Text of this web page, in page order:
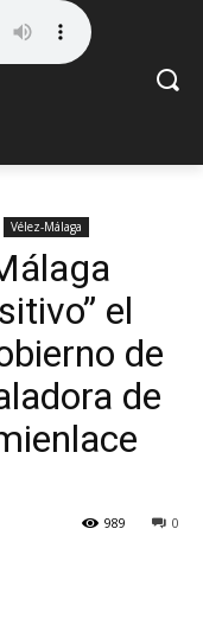
Vélez-Málaga
el
de
de
0
989